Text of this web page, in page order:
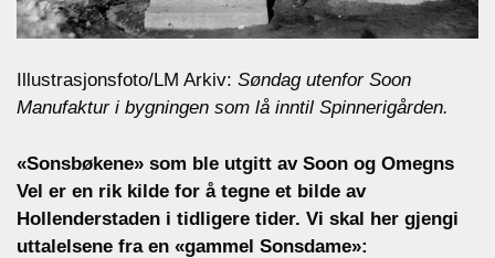
Illustrasjonsfoto/LM Arkiv: Søndag utenfor Soon
Manufaktur i bygningen som lå inntil Spinnerigården.
«Sonsbøkene» som ble utgitt av Soon og Omegns
Vel er en rik kilde for å tegne et bilde av
Hollenderstaden i tidligere tider. Vi skal her gjengi
uttalelsene fra en «gammel Sonsdame»: